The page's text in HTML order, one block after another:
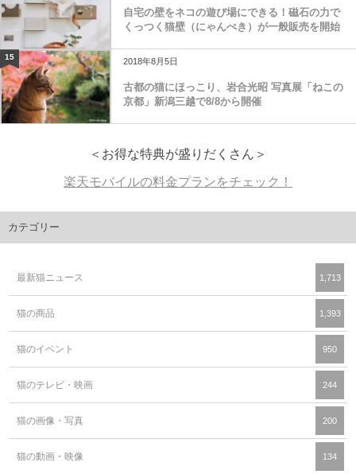
自宅の壁をネコの遊び場にできる！磁石の力で
くっつく猫壁（にゃんぺき）が一般販売を開始
15 2018年8月5日
古都の猫にほっこり、岩合光昭 写真展「ねこの
京都」新潟三越で8/8から開催
＜お得な特典が盛りだくさん＞
楽天モバイルの料金プランをチェック！
カテゴリー
最新猫ニュース 1,713
猫の商品 1,393
猫のイベント 950
猫のテレビ・映画 244
猫の画像・写真 200
猫の動画・映像 134